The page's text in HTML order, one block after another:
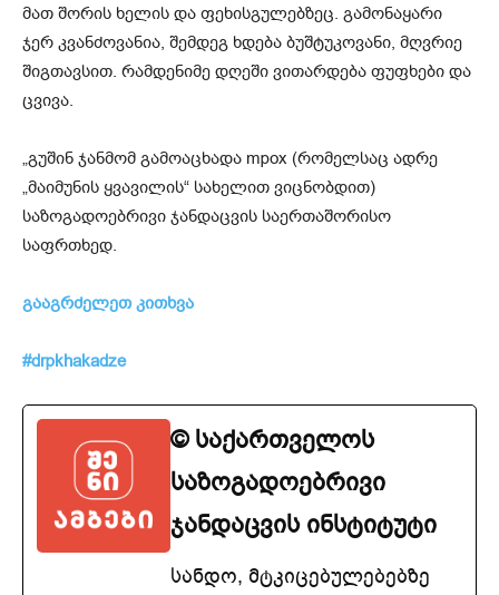
მათ შორის ხელის და ფეხისგულებზეც. გამონაყარი
ჯერ კვანძოვანია, შემდეგ ხდება ბუშტუკოვანი, მღვრიე
შიგთავსით. რამდენიმე დღეში ვითარდება ფუფხები და
ცვივა.
„გუშინ ჯანმომ გამოაცხადა mpox (რომელსაც ადრე
„მაიმუნის ყვავილის“ სახელით ვიცნობდით)
საზოგადოებრივი ჯანდაცვის საერთაშორისო
საფრთხედ.
გააგრძელეთ კითხვა
#drpkhakadze
© საქართველოს
საზოგადოებრივი
ჯანდაცვის ინსტიტუტი
სანდო, მტკიცებულებებზე